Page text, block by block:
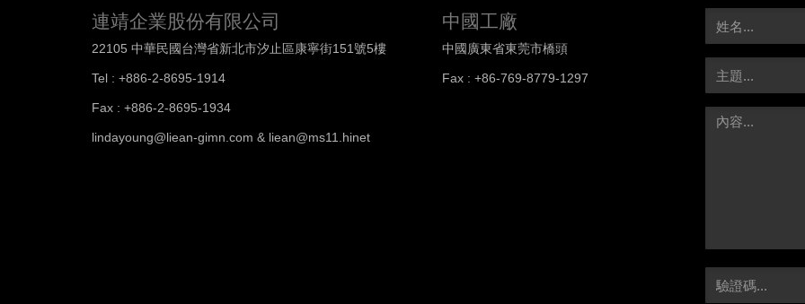
連靖企業股份有限公司
22105 中華民國台灣省新北市汐止區康寧街151號5樓
Tel : +886-2-8695-1914
Fax : +886-2-8695-1934
lindayoung@liean-gimn.com & liean@ms11.hinet
中國工廠
中國廣東省東莞市橋頭
Fax : +86-769-8779-1297